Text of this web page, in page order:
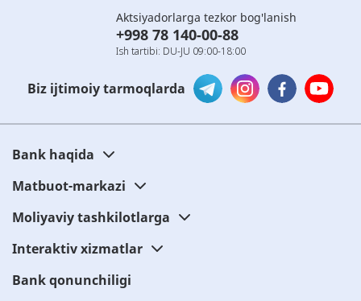
Aktsiyadorlarga tezkor bog'lanish
+998 78 140-00-88
Ish tartibi: DU-JU 09:00-18:00
Biz ijtimoiy tarmoqlarda
Bank haqida
Matbuot-markazi
Moliyaviy tashkilotlarga
Interaktiv xizmatlar
Bank qonunchiligi